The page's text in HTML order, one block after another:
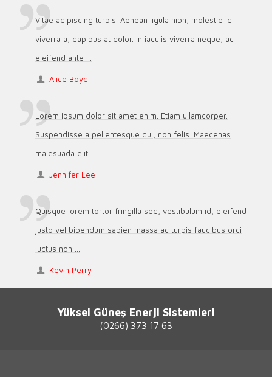
Vitae adipiscing turpis. Aenean ligula nibh, molestie id
viverra a, dapibus at dolor. In iaculis viverra neque, ac
eleifend ante ...
Alice Boyd
Lorem ipsum dolor sit amet enim. Etiam ullamcorper.
Suspendisse a pellentesque dui, non felis. Maecenas
malesuada elit ...
Jennifer Lee
Quisque lorem tortor fringilla sed, vestibulum id, eleifend
justo vel bibendum sapien massa ac turpis faucibus orci
luctus non ...
Kevin Perry
Yüksel Güneş Enerji Sistemleri
(0266) 373 17 63